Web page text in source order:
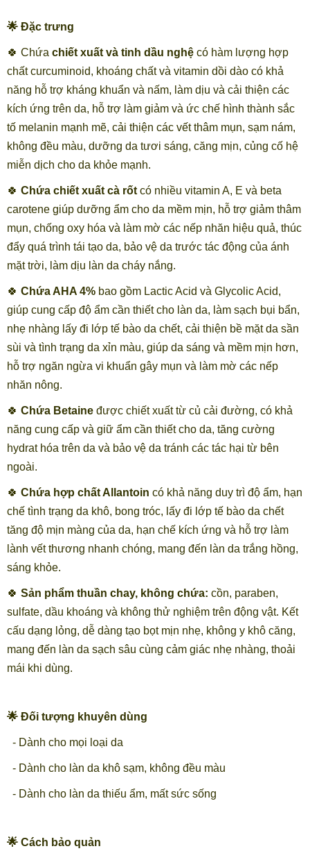
🌟 Đặc trưng
🍀 Chứa chiết xuất và tinh dầu nghệ có hàm lượng hợp
chất curcuminoid, khoáng chất và vitamin dồi dào có khả
năng hỗ trợ kháng khuẩn và nấm, làm dịu và cải thiện các
kích ứng trên da, hỗ trợ làm giảm và ức chế hình thành sắc
tố melanin mạnh mẽ, cải thiện các vết thâm mụn, sạm nám,
không đều màu, dưỡng da tươi sáng, căng mịn, củng cố hệ
miễn dịch cho da khỏe mạnh.
🍀 Chứa chiết xuất cà rốt có nhiều vitamin A, E và beta
carotene giúp dưỡng ẩm cho da mềm mịn, hỗ trợ giảm thâm
mụn, chống oxy hóa và làm mờ các nếp nhăn hiệu quả, thúc
đẩy quá trình tái tạo da, bảo vệ da trước tác động của ánh
mặt trời, làm dịu làn da cháy nắng.
🍀 Chứa AHA 4% bao gồm Lactic Acid và Glycolic Acid,
giúp cung cấp độ ẩm cần thiết cho làn da, làm sạch bụi bẩn,
nhẹ nhàng lấy đi lớp tế bào da chết, cải thiện bề mặt da sần
sùi và tình trạng da xỉn màu, giúp da sáng và mềm mịn hơn,
hỗ trợ ngăn ngừa vi khuẩn gây mụn và làm mờ các nếp
nhăn nông.
🍀 Chứa Betaine được chiết xuất từ củ cải đường, có khả
năng cung cấp và giữ ẩm cần thiết cho da, tăng cường
hydrat hóa trên da và bảo vệ da tránh các tác hại từ bên
ngoài.
🍀 Chứa hợp chất Allantoin có khả năng duy trì độ ẩm, hạn
chế tình trạng da khô, bong tróc, lấy đi lớp tế bào da chết
tăng độ mịn màng của da, hạn chế kích ứng và hỗ trợ làm
lành vết thương nhanh chóng, mang đến làn da trắng hồng,
sáng khỏe.
🍀 Sản phẩm thuần chay, không chứa: cồn, paraben,
sulfate, dầu khoáng và không thử nghiệm trên động vật. Kết
cấu dạng lỏng, dễ dàng tạo bọt mịn nhẹ, không y khô căng,
mang đến làn da sạch sâu cùng cảm giác nhẹ nhàng, thoải
mái khi dùng.
🌟 Đối tượng khuyên dùng
- Dành cho mọi loại da
- Dành cho làn da khô sạm, không đều màu
- Dành cho làn da thiếu ẩm, mất sức sống
🌟 Cách bảo quản